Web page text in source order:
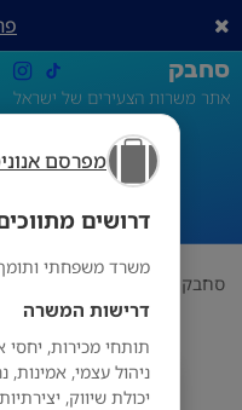
מפרסם
דרושים
משרד משפחתי
דרישות המשרה
תותחי מכירות, יחסי
ניהול עצמי, אמינות,
יכולת שיווק,
סחבק
אתר משרות הצעירים של ישראל
סחבק מפרסם אנונימי
מפרסם